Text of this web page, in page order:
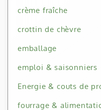
crème fraîche
crottin de chèvre
emballage
emploi & saisonniers
Energie & couts de
fourrage &